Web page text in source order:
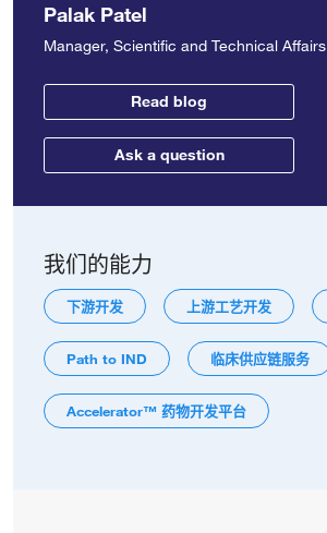
Palak Patel
Manager, Scientific and Technical Affairs
Read blog
Ask a question
我们的能力
下游开发 上游工艺开发
Path to IND 临床供应链服务
Accelerator™ 药物开发平台